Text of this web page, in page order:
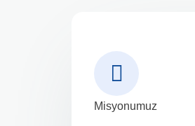
Misyonumuz